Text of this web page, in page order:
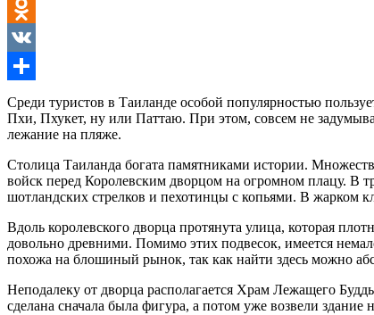
MySpace
Odnoklassniki
VK
Отправить
Среди туристов в Таиланде особой популярностью
Пхи, Пхукет, ну или Паттаю. При этом, совсем не
лежание на пляже.
Столица Таиланда богата памятниками истории.
войск перед Королевским дворцом на огромном плацу. В
шотландских стрелков и пехотинцы с копьями. В жарком
Вдоль королевского дворца протянута улица, которая
довольно древними. Помимо этих подвесок, имеется
похожа на блошиный рынок, так как найти здесь можно
Неподалеку от дворца располагается Храм Лежащего
сделана сначала была фигура, а потом уже возвели здание